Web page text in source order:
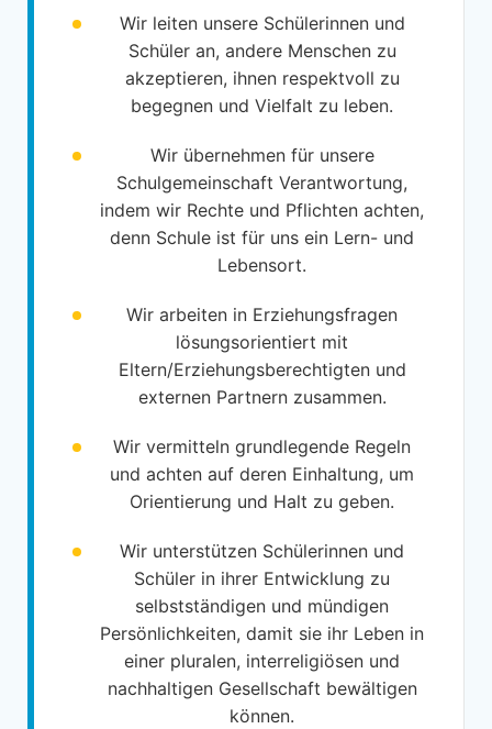
Wir leiten unsere Schülerinnen und
Schüler an, andere Menschen zu
akzeptieren, ihnen respektvoll zu
begegnen und Vielfalt zu leben.
Wir übernehmen für unsere
Schulgemeinschaft Verantwortung,
indem wir Rechte und Pflichten achten,
denn Schule ist für uns ein Lern- und
Lebensort.
Wir arbeiten in Erziehungsfragen
lösungsorientiert mit
Eltern/Erziehungsberechtigten und
externen Partnern zusammen.
Wir vermitteln grundlegende Regeln
und achten auf deren Einhaltung, um
Orientierung und Halt zu geben.
Wir unterstützen Schülerinnen und
Schüler in ihrer Entwicklung zu
selbstständigen und mündigen
Persönlichkeiten, damit sie ihr Leben in
einer pluralen, interreligiösen und
nachhaltigen Gesellschaft bewältigen
können.